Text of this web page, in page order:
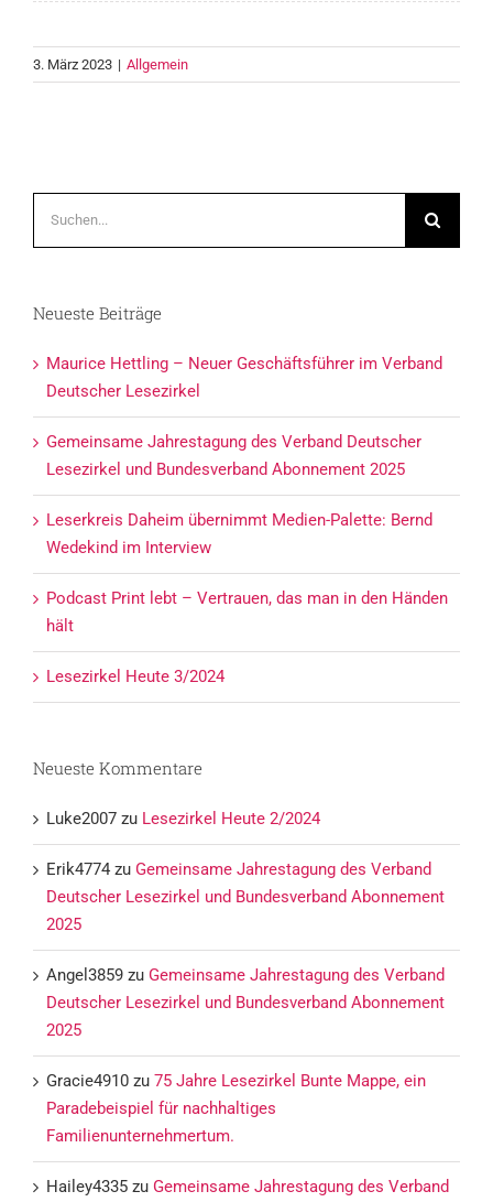
3. März 2023 | Allgemein
Neueste Beiträge
Maurice Hettling – Neuer Geschäftsführer im Verband
Deutscher Lesezirkel
Gemeinsame Jahrestagung des Verband Deutscher
Lesezirkel und Bundesverband Abonnement 2025
Leserkreis Daheim übernimmt Medien-Palette: Bernd
Wedekind im Interview
Podcast Print lebt – Vertrauen, das man in den Händen
hält
Lesezirkel Heute 3/2024
Neueste Kommentare
Luke2007 zu Lesezirkel Heute 2/2024
Erik4774 zu Gemeinsame Jahrestagung des Verband
Deutscher Lesezirkel und Bundesverband Abonnement
2025
Angel3859 zu Gemeinsame Jahrestagung des Verband
Deutscher Lesezirkel und Bundesverband Abonnement
2025
Gracie4910 zu 75 Jahre Lesezirkel Bunte Mappe, ein
Paradebeispiel für nachhaltiges
Familienunternehmertum.
Hailey4335 zu Gemeinsame Jahrestagung des Verband